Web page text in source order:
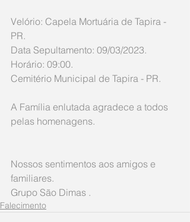
Velório: Capela Mortuária de Tapira -
PR.
Data Sepultamento: 09/03/2023.
Horário: 09:00.
Cemitério Municipal de Tapira - PR.
A Família enlutada agradece a todos
pelas homenagens.
Nossos sentimentos aos amigos e
familiares.
Grupo São Dimas .
Falecimento